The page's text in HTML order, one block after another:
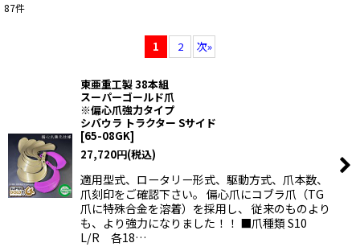
87件
1 2 次»
東亜重工製 38本組
スーパーゴールド爪
※偏心爪強力タイプ
シバウラ トラクター Sサイド
[65-08GK]
27,720円(税込)
適用型式、ロータリー形式、駆動方式、爪本数、
爪刻印をご確認下さい。 偏心爪にコブラ爪（TG
爪に特殊合金を溶着）を採用し、 従来のものより
も、より強力になりました！！ ■爪種類 S10
L/R 各18…